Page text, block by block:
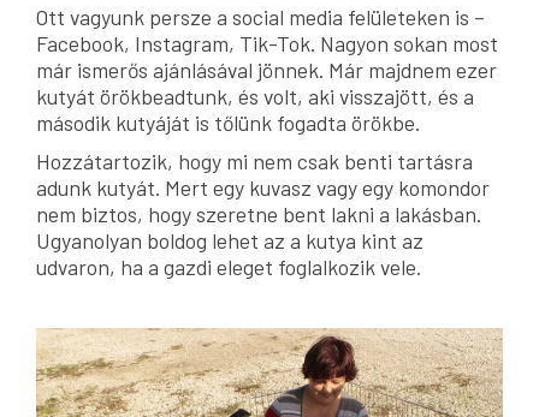
Ott vagyunk persze a social media felületeken is –
Facebook, Instagram, Tik-Tok. Nagyon sokan most
már ismerős ajánlásával jönnek. Már majdnem ezer
kutyát örökbeadtunk, és volt, aki visszajött, és a
második kutyáját is tőlünk fogadta örökbe.
Hozzátartozik, hogy mi nem csak benti tartásra
adunk kutyát. Mert egy kuvasz vagy egy komondor
nem biztos, hogy szeretne bent lakni a lakásban.
Ugyanolyan boldog lehet az a kutya kint az
udvaron, ha a gazdi eleget foglalkozik vele.